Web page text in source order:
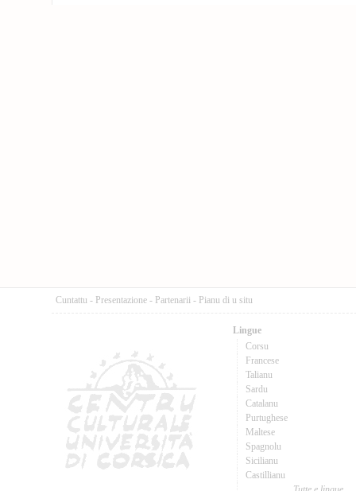
Cuntattu - Presentazione - Partenarii - Pianu di u situ
Lingue
Corsu
Francese
Talianu
Sardu
Catalanu
Purtughese
Maltese
Spagnolu
Sicilianu
Castillianu